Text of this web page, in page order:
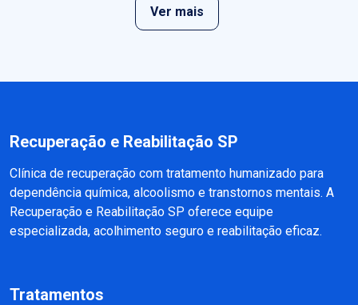
Ver mais
Recuperação e Reabilitação SP
Clínica de recuperação com tratamento humanizado para
dependência química, alcoolismo e transtornos mentais. A
Recuperação e Reabilitação SP oferece equipe
especializada, acolhimento seguro e reabilitação eficaz.
Tratamentos